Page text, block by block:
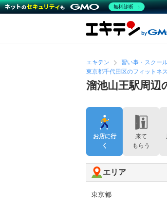
エキテン 習い事・スクー
東京都千代田区のフィットネ
溜池山王駅周
お店に行
く
来て
もらう
エリア
東京都
無料診断